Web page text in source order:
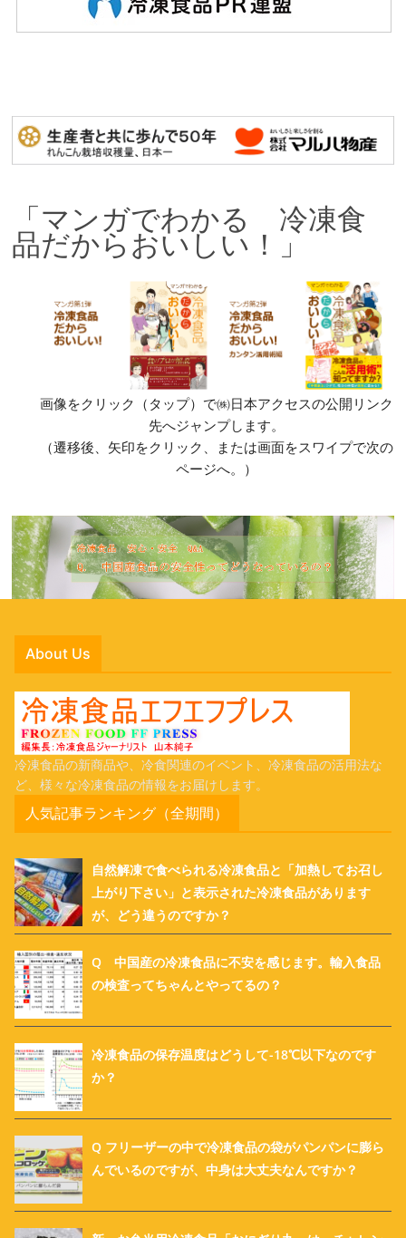
「マンガでわかる 冷凍食
品だからおいしい！」
画像をクリック（タップ）で㈱日本アクセスの公開リンク
先へジャンプします。
（遷移後、矢印をクリック、または画面をスワイプで次の
ページへ。）
About Us
冷凍食品の新商品や、冷食関連のイベント、冷凍食品の活用法な
ど、様々な冷凍食品の情報をお届けします。
人気記事ランキング（全期間）
自然解凍で食べられる冷凍食品と「加熱してお召し
上がり下さい」と表示された冷凍食品があります
が、どう違うのですか？
Q 中国産の冷凍食品に不安を感じます。輸入食品
の検査ってちゃんとやってるの？
冷凍食品の保存温度はどうして-18℃以下なのです
か？
Q フリーザーの中で冷凍食品の袋がパンパンに膨ら
んでいるのですが、中身は大丈夫なんですか？